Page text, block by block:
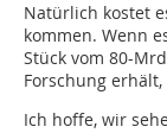
Natürlich kostet
kommen. Wenn
Stück vom 80-
Forschung
Ich hoffe, wir